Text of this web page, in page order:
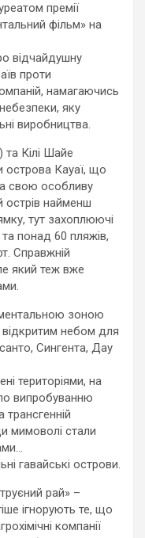
премії
фільм» на
відчайдушну
проти
намагаючись
яку
виробництва.
та Кілі Шайе
острова Кауаї, що
свою особливу
острів найменш
тут захоплюючі
понад 60 пляжів,
Справжній
який теж вже
зоною
небом для
Сингента, Дау
територіями, на
випробуванню
трансгенній
мимоволі стали
гавайські острови.
рай» –
ігнорують те, що
компанії